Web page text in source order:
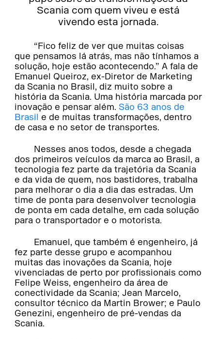
Scania com quem viveu e está
vivendo esta jornada.
“Fico feliz de ver que muitas coisas
que pensamos lá atrás, mas não tínhamos a
solução, hoje estão acontecendo.” A fala de
Emanuel Queiroz, ex-Diretor de Marketing
da Scania no Brasil, diz muito sobre a
história da Scania. Uma história marcada por
inovação e pensar além. São 63 anos de
Brasil e de muitas transformações, dentro
de casa e no setor de transportes.
Nesses anos todos, desde a chegada
dos primeiros veículos da marca ao Brasil, a
tecnologia fez parte da trajetória da Scania
e da vida de quem, nos bastidores, trabalha
para melhorar o dia a dia das estradas. Um
time de ponta para desenvolver tecnologia
de ponta em cada detalhe, em cada solução
para o transportador e o motorista.
Emanuel, que também é engenheiro, já
fez parte desse grupo e acompanhou
muitas das inovações da Scania, hoje
vivenciadas de perto por profissionais como
Felipe Weiss, engenheiro da área de
conectividade da Scania; Jean Marcelo,
consultor técnico da Martin Brower; e Paulo
Genezini, engenheiro de pré-vendas da
Scania.